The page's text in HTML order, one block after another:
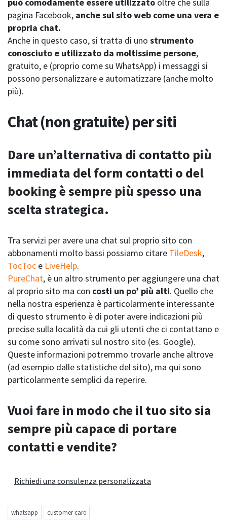
può comodamente essere utilizzato oltre che sulla
pagina Facebook, anche sul sito web come una vera e
propria chat.
Anche in questo caso, si tratta di uno strumento
conosciuto e utilizzato da moltissime persone,
gratuito, e (proprio come su WhatsApp) i messaggi si
possono personalizzare e automatizzare (anche molto
più).
Chat (non gratuite) per siti
Dare un’alternativa di contatto più
immediata del form contatti o del
booking è sempre più spesso una
scelta strategica.
Tra servizi per avere una chat sul proprio sito con
abbonamenti molto bassi possiamo citare TileDesk,
TocToc e LiveHelp.
PureChat, è un altro strumento per aggiungere una chat
al proprio sito ma con costi un po’ più alti. Quello che
nella nostra esperienza è particolarmente interessante
di questo strumento è di poter avere indicazioni più
precise sulla località da cui gli utenti che ci contattano e
su come sono arrivati sul nostro sito (es. Google).
Queste informazioni potremmo trovarle anche altrove
(ad esempio dalle statistiche del sito), ma qui sono
particolarmente semplici da reperire.
Vuoi fare in modo che il tuo sito sia
sempre più capace di portare
contatti e vendite?
Richiedi una consulenza personalizzata
whatsapp customer care